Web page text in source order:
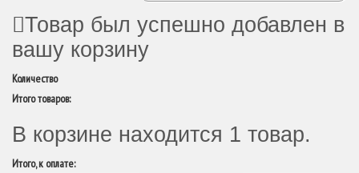
Товар был успешно добавлен в
вашу корзину
Количество
Итого товаров:
В корзине находится 1 товар.
Итого, к оплате: